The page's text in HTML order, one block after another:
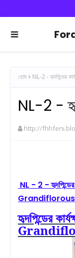
হোম NL-2 - হৃদপিন্ডের
NL-2 -
http://
NL - 2 -
Grandiflorous
হৃদপিন্ডের